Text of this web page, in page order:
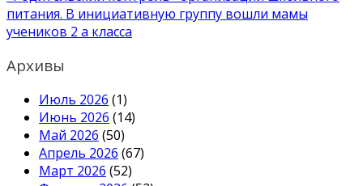
питания. В инициативную группу вошли мамы
учеников 2 а класса
Архивы
Июль 2026 (1)
Июнь 2026 (14)
Май 2026 (50)
Апрель 2026 (67)
Март 2026 (52)